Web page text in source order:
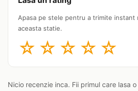
Apasa pe stele pentru a trimite instant
aceasta statie.
☆ ☆ ☆ ☆ ☆
Nicio recenzie inca. Fii primul care lasa